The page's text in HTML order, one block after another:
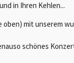
in Ihren Kehlen...
oben) mit unserem
schönes